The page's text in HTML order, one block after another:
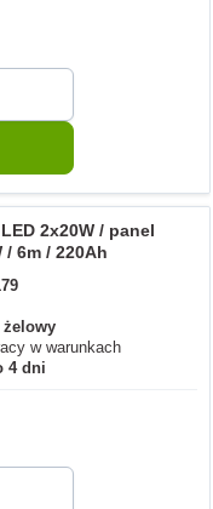
2x20W / panel
/ 6m / 220Ah
żelowy
w warunkach
4 dni